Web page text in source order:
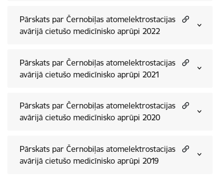
Pārskats par Černobiļas atomelektrostacijas
avārijā cietušo medicīnisko aprūpi 2022
Pārskats par Černobiļas atomelektrostacijas
avārijā cietušo medicīnisko aprūpi 2021
Pārskats par Černobiļas atomelektrostacijas
avārijā cietušo medicīnisko aprūpi 2020
Pārskats par Černobiļas atomelektrostacijas
avārijā cietušo medicīnisko aprūpi 2019